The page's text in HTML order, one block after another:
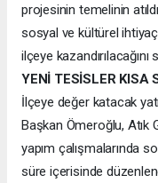
projesinin temelinin
sosyal ve kültürel
ilçeye kazandırılacağını
YENİ TESİSLER KISA
İlçeye değer katacak
Başkan Ömeroğlu, Atık
yapım çalışmalarında
süre içerisinde